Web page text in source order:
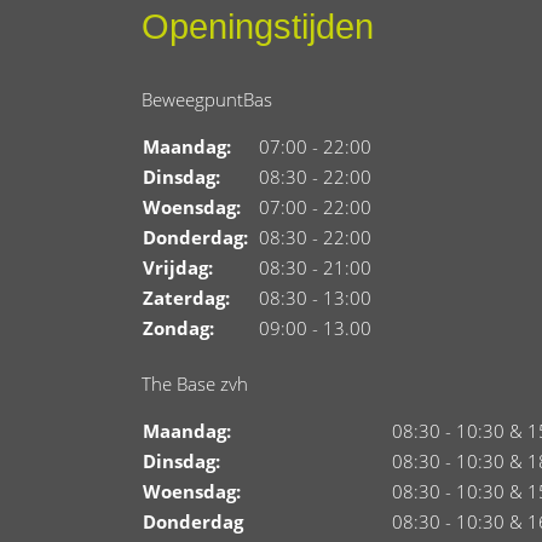
Openingstijden
BeweegpuntBas
Maandag:
07:00 - 22:00
Dinsdag:
08:30 - 22:00
Woensdag:
07:00 - 22:00
Donderdag: 08:30 - 22:00
Vrijdag:
08:30 - 21:00
Zaterdag:
08:30 - 13:00
Zondag:
09:00 - 13.00
The Base zvh
Maandag:
08:30 - 10:30 &
Dinsdag:
08:30 - 10:30 &
Woensdag:
08:30 - 10:30 &
Donderdag
08:30 - 10:30 &